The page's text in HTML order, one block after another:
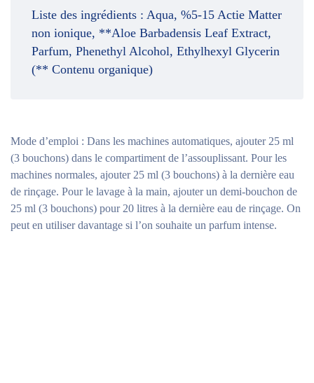
Liste des ingrédients : Aqua, %5-15 Actie Matter
non ionique, **Aloe Barbadensis Leaf Extract,
Parfum, Phenethyl Alcohol, Ethylhexyl Glycerin
(** Contenu organique)
Mode d’emploi : Dans les machines automatiques, ajouter 25 ml
(3 bouchons) dans le compartiment de l’assouplissant. Pour les
machines normales, ajouter 25 ml (3 bouchons) à la dernière eau
de rinçage. Pour le lavage à la main, ajouter un demi-bouchon de
25 ml (3 bouchons) pour 20 litres à la dernière eau de rinçage. On
peut en utiliser davantage si l’on souhaite un parfum intense.